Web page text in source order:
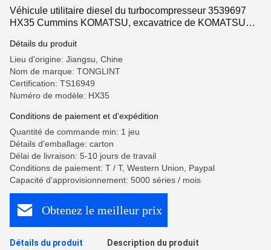
Véhicule utilitaire diesel du turbocompresseur 3539697
HX35 Cummins KOMATSU, excavatrice de KOMATSU
Détails du produit
Lieu d'origine: Jiangsu, Chine
Nom de marque: TONGLINT
Certification: TS16949
Numéro de modèle: HX35
Conditions de paiement et d'expédition
Quantité de commande min: 1 jeu
Détails d'emballage: carton
Délai de livraison: 5-10 jours de travail
Conditions de paiement: T / T, Western Union, Paypal
Capacité d'approvisionnement: 5000 séries / mois
Obtenez le meilleur prix
Détails du produit Description du produit